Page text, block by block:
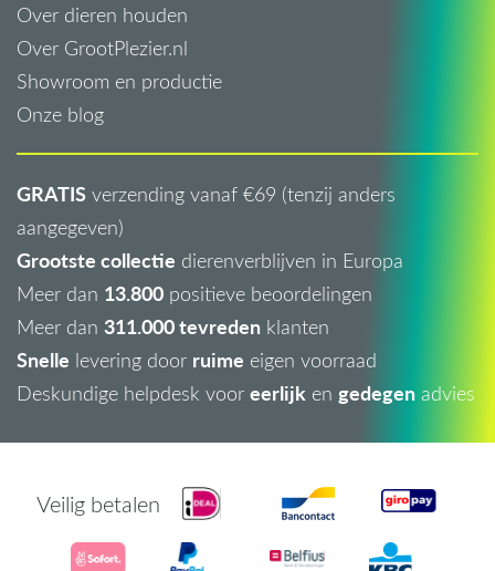
Over dieren houden
Over GrootPlezier.nl
Showroom en productie
Onze blog
GRATIS verzending vanaf €69 (tenzij anders
aangegeven)
Grootste collectie dierenverblijven in Europa
Meer dan 13.800 positieve beoordelingen
Meer dan 311.000 tevreden klanten
Snelle levering door ruime eigen voorraad
Deskundige helpdesk voor eerlijk en gedegen advies
Veilig betalen